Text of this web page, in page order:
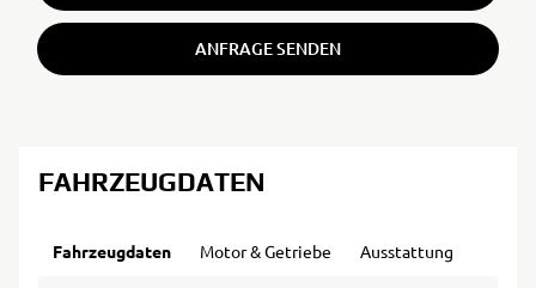
ANFRAGE SENDEN
FAHRZEUGDATEN
Fahrzeugdaten Motor & Getriebe Ausstattung